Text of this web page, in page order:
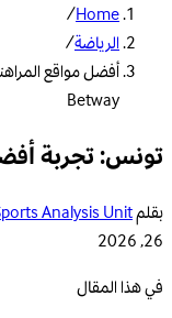
Home
/
الرياضة/
أفضل مواقع
Betway
تونس: تجربة
بقلمAnalysis Unit
26, 2026
في هذا المقال